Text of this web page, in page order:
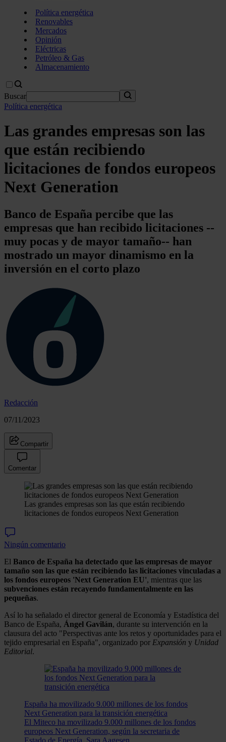
Política energética
Renovables
Mercados
Opinión
Eléctricas
Petróleo & Gas
Almacenamiento
Buscar
Política energética
Las grandes empresas son las
que están recibiendo
licitaciones de fondos europeos
Next Generation
Banco de España percibe que las
empresas que han recibido licitaciones --
muy pocas y de mayor tamaño-- han
mostrado un mayor dinamismo en la
inversión en el corto plazo
Redacción
07/11/2023
Compartir
Comentar
Las grandes empresas son las que están recibiendo
licitaciones de fondos europeos Next Generation
Ningún comentario
El Banco de España ha detectado que las empresas de mayor
tamaño son las que están recibiendo las licitaciones vinculadas a
los fondos europeos 'Next Generation EU', mientras que las
subvenciones están recayendo fundamentalmente en las
pequeñas.
Así lo ha señalado el director general de Economía y Estadística del
Banco de España, Ángel Gavilán, durante su intervención en la
clausura del acto "Perspectivas ante los retos y oportunidades para el
tejido empresarial en España", organizado por Expansión y Unidad
Editorial.
España ha movilizado 9.000 millones de los fondos
Next Generation para la transición energética
El Miteco ha movilizado 9.000 millones de los fondos
europeos Next Generation, según la secretaria de
Estado de Energía, Sara Aagesen.